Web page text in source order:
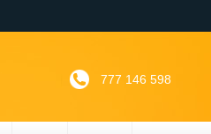
777 146 598